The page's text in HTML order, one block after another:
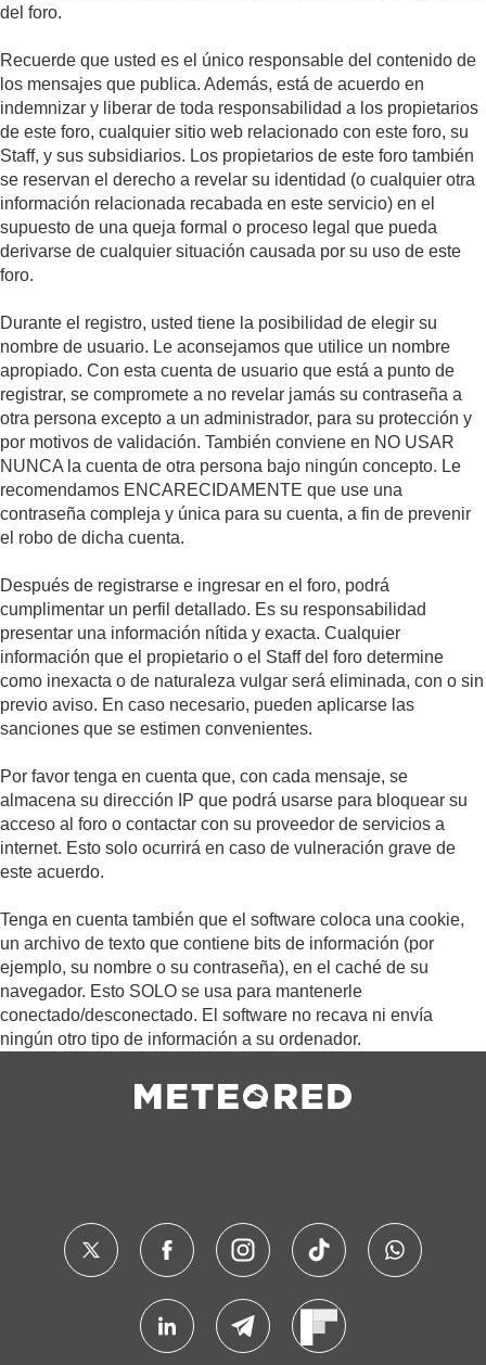
del foro.
Recuerde que usted es el único responsable del contenido de
los mensajes que publica. Además, está de acuerdo en
indemnizar y liberar de toda responsabilidad a los propietarios
de este foro, cualquier sitio web relacionado con este foro, su
Staff, y sus subsidiarios. Los propietarios de este foro también
se reservan el derecho a revelar su identidad (o cualquier otra
información relacionada recabada en este servicio) en el
supuesto de una queja formal o proceso legal que pueda
derivarse de cualquier situación causada por su uso de este
foro.
Durante el registro, usted tiene la posibilidad de elegir su
nombre de usuario. Le aconsejamos que utilice un nombre
apropiado. Con esta cuenta de usuario que está a punto de
registrar, se compromete a no revelar jamás su contraseña a
otra persona excepto a un administrador, para su protección y
por motivos de validación. También conviene en NO USAR
NUNCA la cuenta de otra persona bajo ningún concepto. Le
recomendamos ENCARECIDAMENTE que use una
contraseña compleja y única para su cuenta, a fin de prevenir
el robo de dicha cuenta.
Después de registrarse e ingresar en el foro, podrá
cumplimentar un perfil detallado. Es su responsabilidad
presentar una información nítida y exacta. Cualquier
información que el propietario o el Staff del foro determine
como inexacta o de naturaleza vulgar será eliminada, con o sin
previo aviso. En caso necesario, pueden aplicarse las
sanciones que se estimen convenientes.
Por favor tenga en cuenta que, con cada mensaje, se
almacena su dirección IP que podrá usarse para bloquear su
acceso al foro o contactar con su proveedor de servicios a
internet. Esto solo ocurrirá en caso de vulneración grave de
este acuerdo.
Tenga en cuenta también que el software coloca una cookie,
un archivo de texto que contiene bits de información (por
ejemplo, su nombre o su contraseña), en el caché de su
navegador. Esto SOLO se usa para mantenerle
conectado/desconectado. El software no recava ni envía
ningún otro tipo de información a su ordenador.